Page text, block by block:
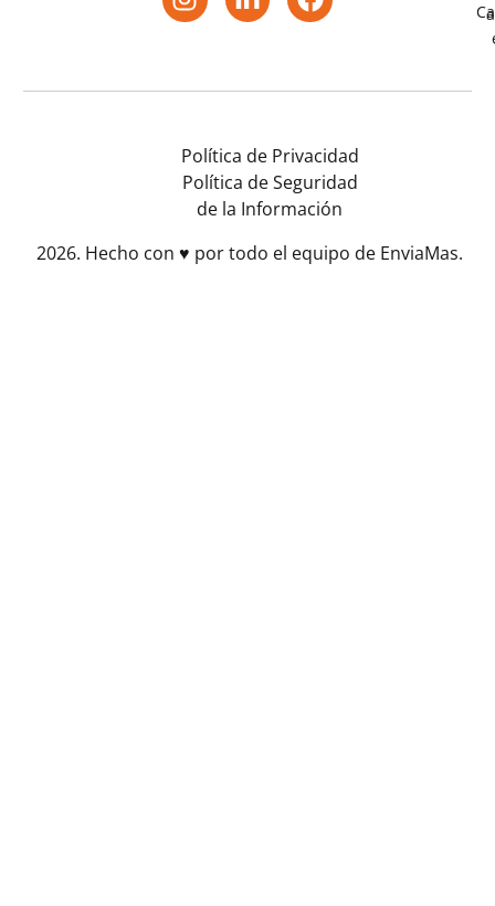
Política de Privacidad
Política de Seguridad
de la Información
2026. Hecho con ♥️ por todo el equipo de EnviaMas.